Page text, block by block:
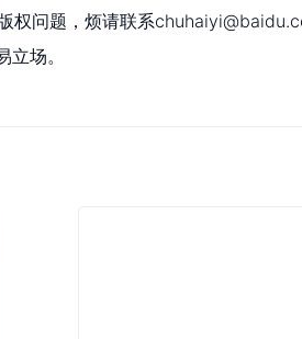
权问题，烦请联系
场。